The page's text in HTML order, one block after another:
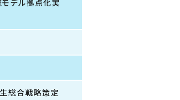
デル拠点化実
総合戦略策定